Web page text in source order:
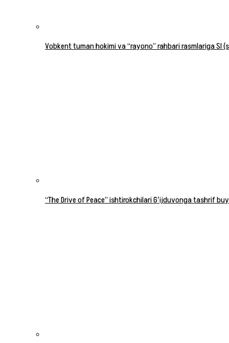
Vobkent tuman hokimi va “rayono” rahbari rasmlariga
“The Drive of Peace” ishtirokchilari Gʻijduvonga tashrif